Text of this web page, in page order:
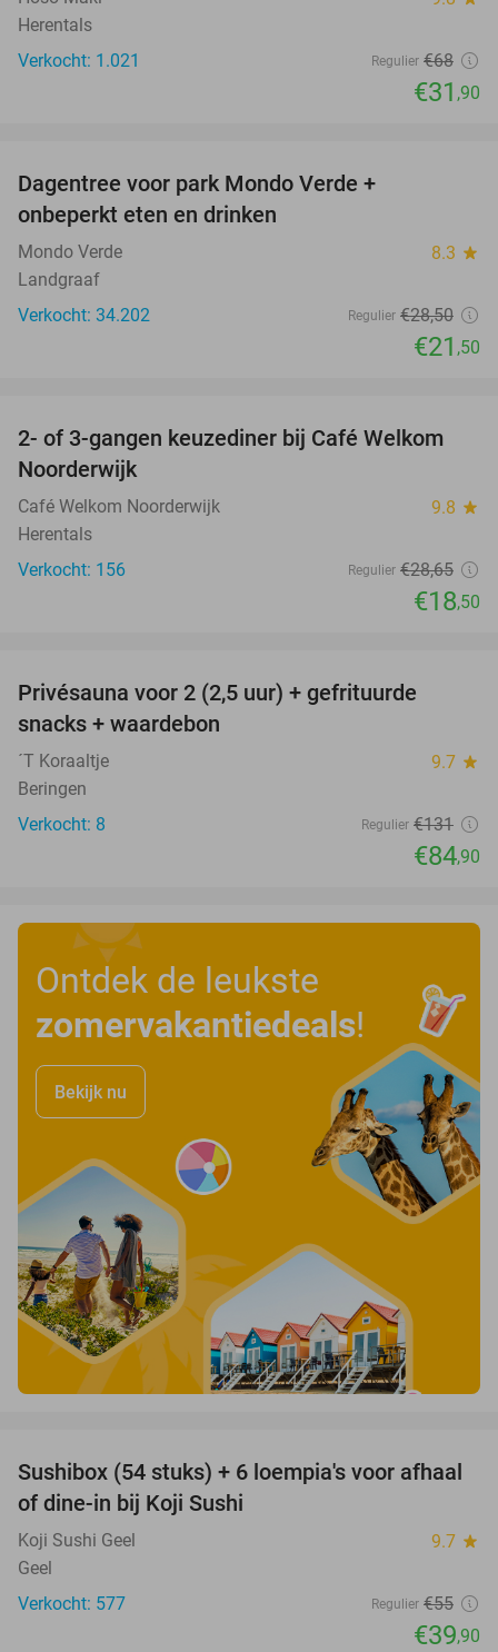
Herentals
Verkocht: 1.021
Regulier €68
€31 ,90
Dagentree voor park Mondo Verde +
onbeperkt eten en drinken
Mondo Verde 8.3 star
Landgraaf
Verkocht: 34.202
Regulier €28,50
€21 ,50
35%
2- of 3-gangen keuzediner bij Café Welkom
Noorderwijk
Café Welkom Noorderwijk 9.8 star
Herentals
Verkocht: 156
Regulier €28,65
€18,50
Privésauna voor 2 (2,5 uur) + gefrituurde
snacks + waardebon
´T Koraaltje 9.7 star
Beringen
Verkocht: 8
Regulier €131
€84,90
Ontdek de leukste
zomervakantiedeals!
Bekijk nu
27%
Sushibox (54 stuks) + 6 loempia's voor afhaal
of dine-in bij Koji Sushi
Koji Sushi Geel 9.7 star
Geel
Verkocht: 577
Regulier €55
€39,90